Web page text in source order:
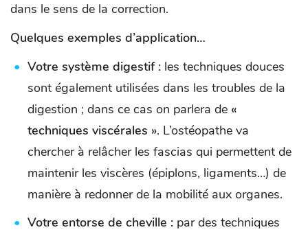
dans le sens de la correction.
Quelques exemples d’application…
Votre système digestif : les techniques douces
sont également utilisées dans les troubles de la
digestion ; dans ce cas on parlera de «
techniques viscérales ». L’ostéopathe va
chercher à relâcher les fascias qui permettent de
maintenir les viscères (épiplons, ligaments…) de
manière à redonner de la mobilité aux organes.
Votre entorse de cheville : par des techniques